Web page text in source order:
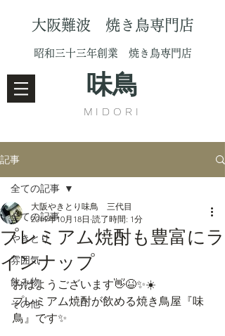
大阪難波 焼き鳥専門店
昭和三十三年創業 焼き鳥専門店
味鳥
MIDORI
記事
全ての記事
やきとり
雰囲気
飲み物
その他
全ての記事
プレミアム焼酎も豊富にラ
インナップ
大阪やきとり味鳥 三代目
2019年10月18日 読了時間: 1分
おはようございます👋😆✨☀️
プレミアム焼酎が飲める焼き鳥屋『味
鳥』です✨